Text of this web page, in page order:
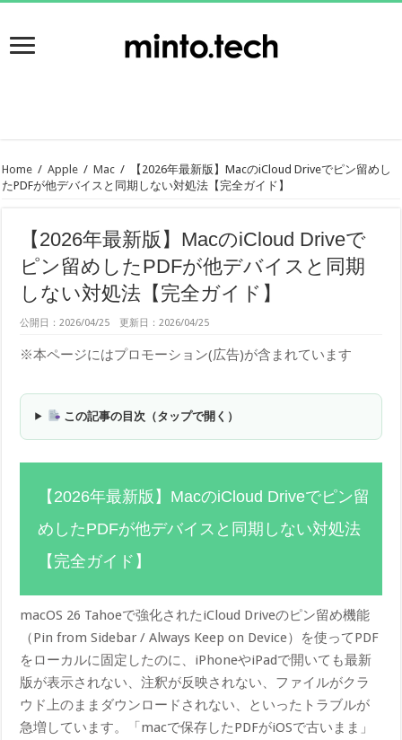
Home / Apple / Mac /
【2026年最新版】MacのiCloud Driveでピン留めし
たPDFが他デバイスと同期しない対処法【完全ガイド】
【2026年最新版】MacのiCloud Driveで
ピン留めしたPDFが他デバイスと同期
しない対処法【完全ガイド】
公開日：2026/04/25 更新日：2026/04/25
※本ページにはプロモーション(広告)が含まれています
この記事の目次（タップで開く）
【2026年最新版】MacのiCloud Driveでピン留
めしたPDFが他デバイスと同期しない対処法
【完全ガイド】
macOS 26 Tahoeで強化されたiCloud Driveのピン留め機能
（Pin from Sidebar / Always Keep on Device）を使ってPDF
をローカルに固定したのに、iPhoneやiPadで開いても最新
版が表示されない、注釈が反映されない、ファイルがクラ
ウド上のままダウンロードされない、といったトラブルが
急増しています。「macで保存したPDFがiOSで古いまま」